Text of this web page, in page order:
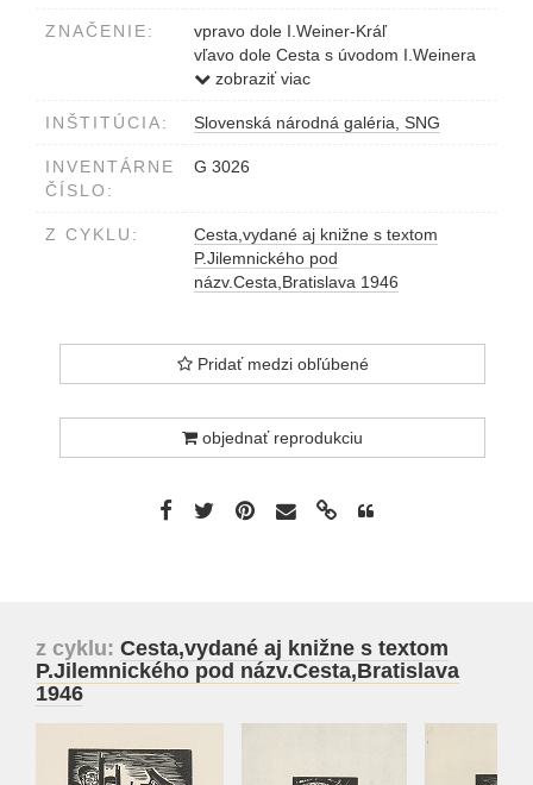
ZNAČENIE:
vpravo dole I.Weiner-Kráľ
vľavo dole Cesta s úvodom I.Weinera
Kráľa 1960
zobraziť viac
INŠTITÚCIA: Slovenská národná galéria, SNG
INVENTÁRNE
ČÍSLO:
G 3026
Z CYKLU:
Cesta,vydané aj knižne s textom
P.Jilemnického pod
názv.Cesta,Bratislava 1946
Pridať medzi obľúbené
objednať reprodukciu
z cyklu: Cesta,vydané aj knižne s textom
P.Jilemnického pod názv.Cesta,Bratislava
1946